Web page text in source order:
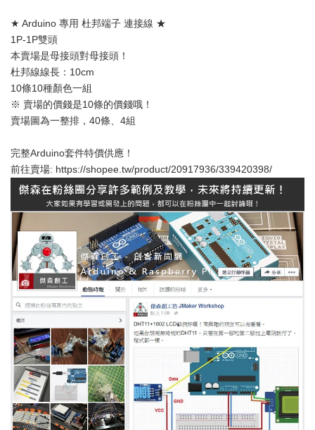
★ Arduino 專用 杜邦端子 連接線 ★
1P-1P雙頭
本賣場是母接頭對母接頭！
杜邦線線長：10cm
10條10種顏色一組
※ 賣場的價錢是10條的價錢哦！
賣場圖為一整排，40條、4組
完整Arduino套件特價供應！
前往賣場: https://shopee.tw/product/20917936/339420398/